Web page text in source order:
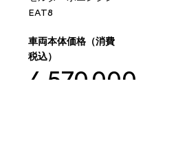
EAT8
車両本体価格（消費
税込）
4,570,000